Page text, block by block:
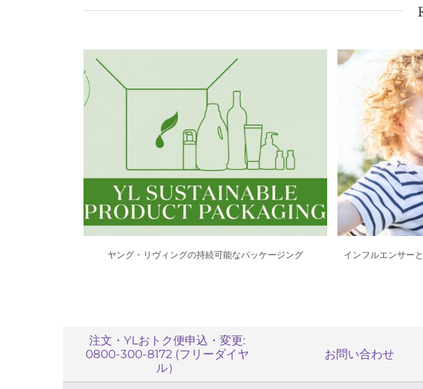
ヤング・リヴィングの持続可能なパッケージング
インフルエンサー
注文・YLおトク便申込・変更:
0800-300-8172 (フリーダイヤ
ル）
お問い合わせ